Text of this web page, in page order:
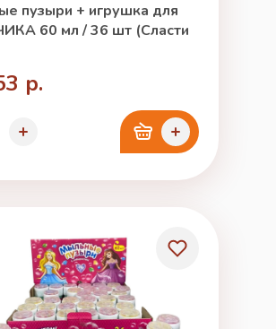
пузыри + игрушка для
60 мл / 36 шт (Сласти
р.